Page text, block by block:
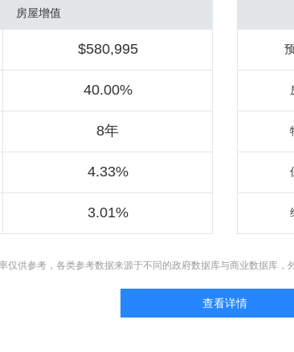
房屋增值
$580,995
40.00%
8年
4.33%
3.01%
仅供参考，各类参考数据来源于不同的政府数据库与商业数据库，
查看详情